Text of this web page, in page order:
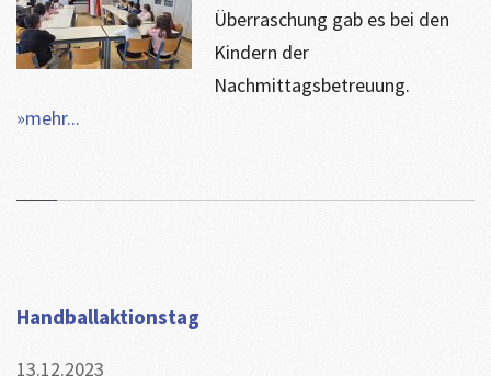
Überraschung gab es bei den
Kindern der
Nachmittagsbetreuung.
»mehr...
Handballaktionstag
13.12.2023